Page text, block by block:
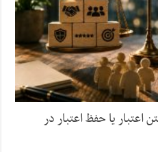
یا حفظ اعتبار در